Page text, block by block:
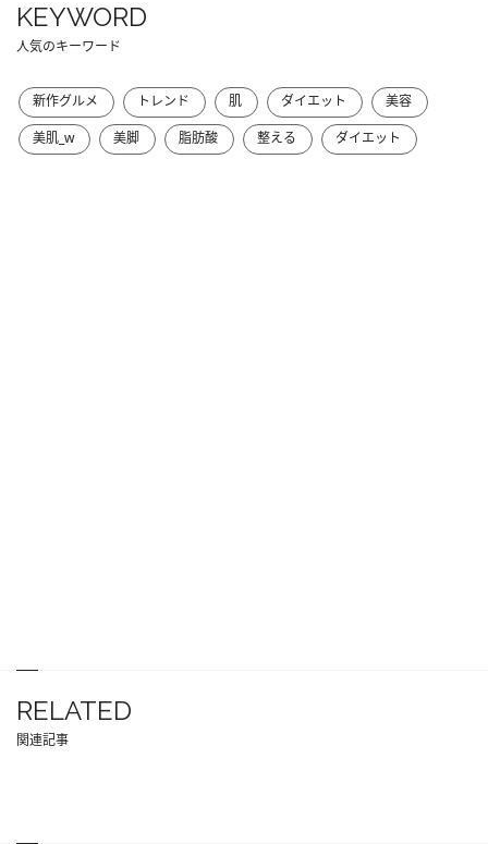
KEYWORD
人気のキーワード
新作グルメ トレンド 肌 ダイエット
美容
美肌_w
美脚 脂肪酸 整える ダイエット
RELATED
関連記事